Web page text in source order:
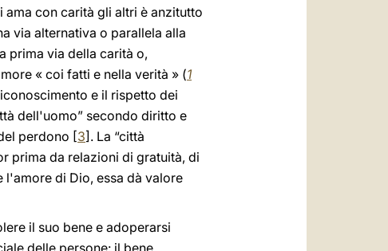
con carità gli altri è anzitutto
via alternativa o parallela alla
prima via della carità o,
« coi fatti e nella verità » (1
e il rispetto dei
dell'uomo” secondo diritto e
perdono [3]. La “città
prima da relazioni di gratuità, di
l'amore di Dio, essa dà valore
il suo bene e adoperarsi
delle persone: il bene